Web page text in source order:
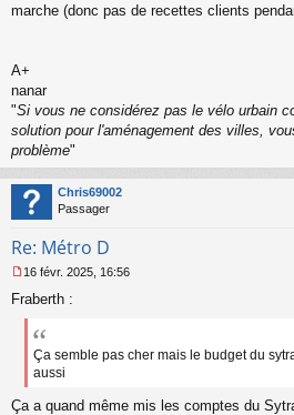
marche (donc pas de recettes clients
A+
nanar
"Si vous ne considérez pas le vélo urbain
solution pour l'aménagement des villes,
problème"
Chris69002
Passager
Re: Métro D
e
s
n
16 févr. 2025, 16:56
Fraberth :
Ça semble pas cher mais le budget du
aussi
Ça a quand même mis les comptes du